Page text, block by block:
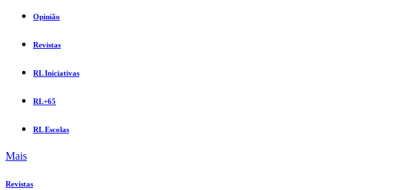
Opinião
Revistas
RL Iniciativas
RL+65
RL Escolas
Mais
Revistas